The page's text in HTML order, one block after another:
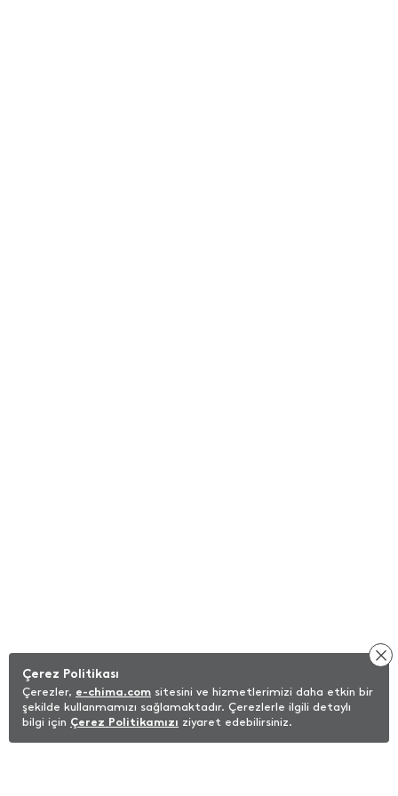
Çerez Politikası
Çerezler, e-chima.com sitesini ve hizmetlerimizi daha etkin bir
şekilde kullanmamızı sağlamaktadır. Çerezlerle ilgili detaylı
bilgi için Çerez Politikamızı ziyaret edebilirsiniz.